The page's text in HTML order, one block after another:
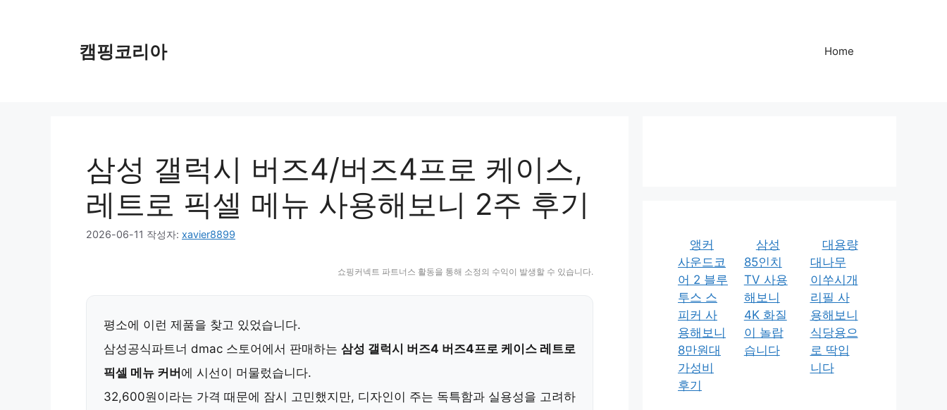
캠핑코리아 Home
삼성 갤럭시 버즈4/버즈4프로 케이스,
레트로 픽셀 메뉴 사용해보니 2주 후기
2026-06-11 작성자: xavier8899
쇼핑커넥트 파트너스 활동을 통해 소정의 수익이 발생할 수 있습니다.
평소에 이런 제품을 찾고 있었습니다.
삼성공식파트너 dmac 스토어에서 판매하는 삼성 갤럭시 버즈4 버즈4프로 케이스 레트로
픽셀 메뉴 커버 에 시선이 머물렀습니다.
32,600원이라는 가격 때문에 잠시 고민했지만, 디자인이 주는 독특함과 실용성을 고려하
앵커
사운드코
어 2 블루
투스 스
피커 사
용해보니
8만원대
가성비
후기
삼성
85인치
TV 사용
해보니
4K 화질
이 놀랍
습니다
대용량
대나무
이쑤시개
리필 사
용해보니
식당용으
로 딱입
니다